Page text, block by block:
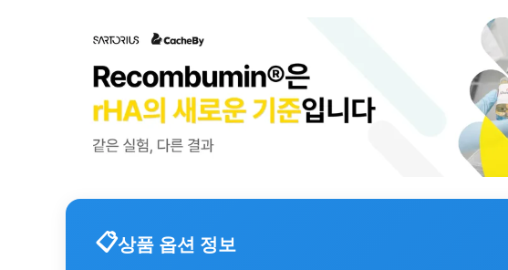
상품 옵션 정보